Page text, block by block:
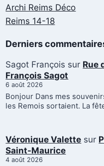
Archi Reims Déco
Reims 14-18
Derniers
Sagot François sur Rue
François Sagot
6 août 2026
Bonjour Dans mes
les Remois sortaient. La
Véronique Valette sur
Saint-Maurice
4 août 2026